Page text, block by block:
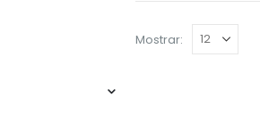
Mostrar: